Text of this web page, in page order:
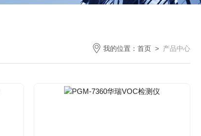
我的位置： 首页 > 产品中心